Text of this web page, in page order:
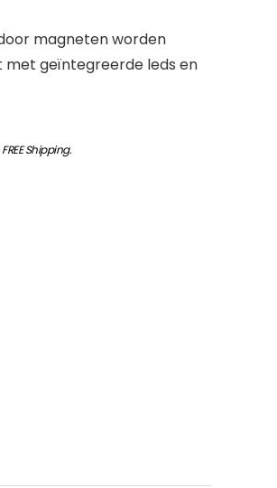
magneten worden
met geïntegreerde leds en
FREE Shipping.